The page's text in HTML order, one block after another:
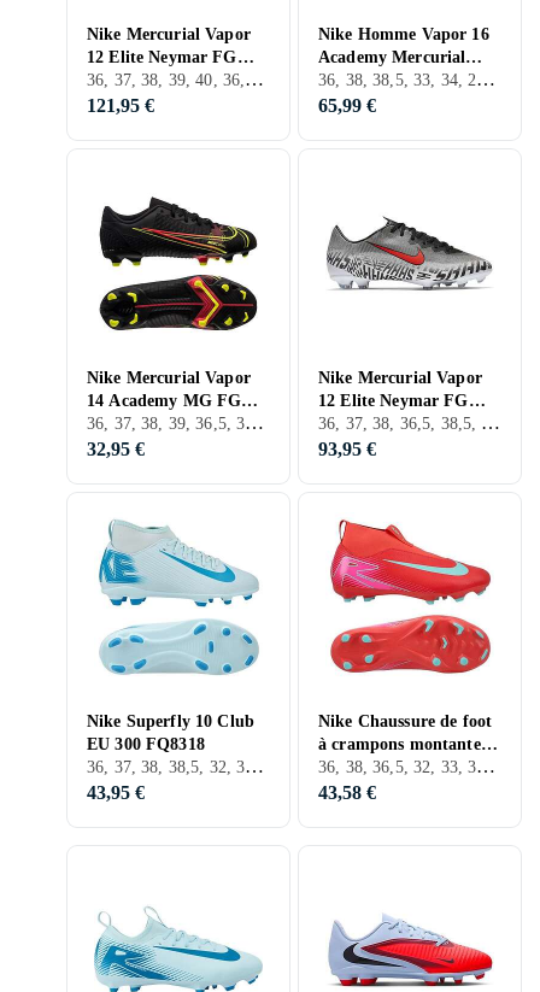
Nike Mercurial Vapor
12 Elite Neymar FG
2018 (Jr)
36, 37, 38, 39, 40, 36,5, 38,5, 37,5, D'Extérieur, FG (Sol ferme)
121,95 €
Nike Homme Vapor 16
Academy Mercurial
Dream Speed MG
Green EU
36, 38, 38,5, 33, 34, 24, 37,5, FG (Sol ferme), Nike Mercurial
65,99 €
Nike Mercurial Vapor
14 Academy MG FG
(Jr)
36, 37, 38, 39, 36,5, 38,5, 28, 30, 31, 32, 33, 35, 27, 33,5, 34, 35,5, 37,5, 28,5, 31,5, 29,5, D'Extérieur, FG (Sol ferme)
32,95 €
Nike Mercurial Vapor
12 Elite Neymar FG
2019 (Jr)
36, 37, 38, 36,5, 38,5, 37,5, D'Extérieur, FG (Sol ferme)
93,95 €
Nike Superfly 10 Club
EU 300 FQ8318
36, 37, 38, 38,5, 32, 33, 35, 33,5, 34, 37,5, D'Intérieur, FG (Sol ferme), Nike Mercurial
43,95 €
Nike Chaussure de foot
à crampons montante
multi-surfaces Jr.
Mercurial Superfly
36, 38, 36,5, 32, 33, 33,5, 34, 35,5, D'Intérieur, FG (Sol ferme), Nike Mercurial
43,58 €